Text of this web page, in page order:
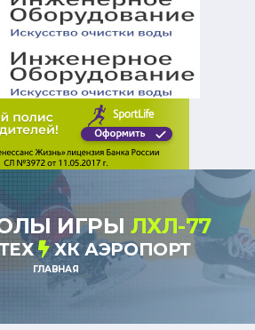
ИГРЫ ЛХЛ-77
ХК АЭРОПОРТ
ГЛАВНАЯ